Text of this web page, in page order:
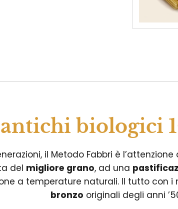
biologici
il Metodo Fabbri è
del migliore grano, ad una
a temperature naturali. Il tutto con i
bronzo originali degli anni